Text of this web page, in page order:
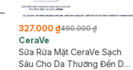
327.000 ₫490.000 ₫
CeraVe
Sữa Rửa Mặt CeraVe Sạch
Sâu Cho Da Thường Đến Da